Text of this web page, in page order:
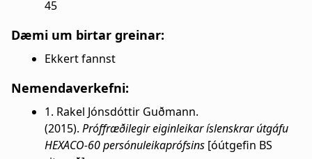
45
Dæmi um birtar greinar:
Ekkert fannst
Nemendaverkefni:
1. Rakel Jónsdóttir Guðmann.
(2015). Próffræðilegir eiginleikar íslenskrar útgáfu
HEXACO-60 persónuleikaprófsins [óútgefin BS